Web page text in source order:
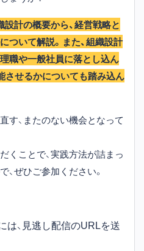
設計の概要から、経営戦略と
ついて解説。また、組織設計
職や一般社員に落とし込ん
させるかについても踏み込ん
す、またのない機会となって
くことで、実践方法が詰まっ
ぜひご参加ください。
、見逃し配信のURLを送